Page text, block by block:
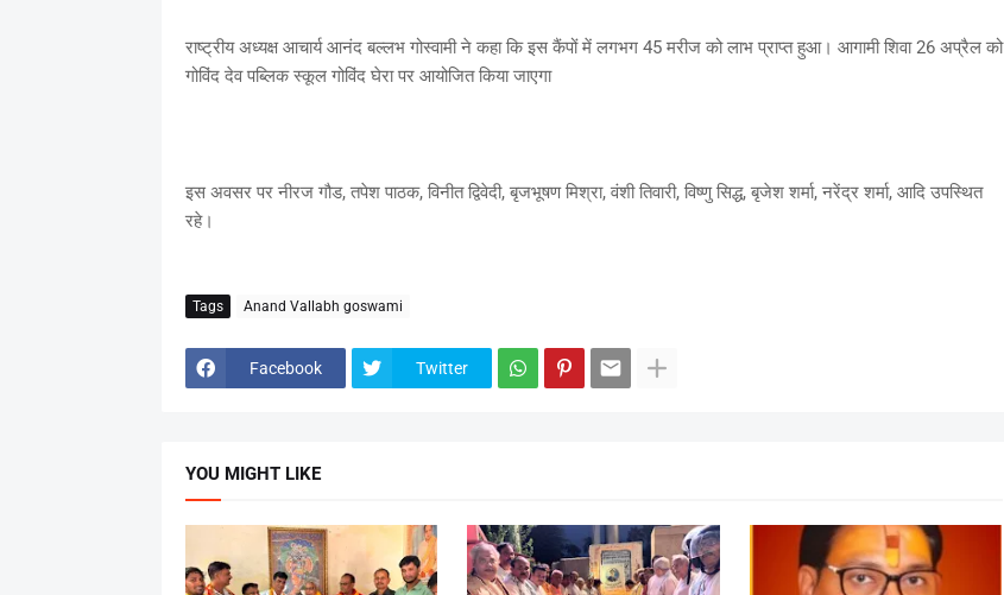
राष्ट्रीय अध्यक्ष आचार्य आनंद बल्लभ गोस्वामी ने कहा कि इस कैंपों में लगभग 45 मरीज को लाभ प्राप्त हुआ। आगामी शिवा 26 अप्रैल को
गोविंद देव पब्लिक स्कूल गोविंद घेरा पर आयोजित किया जाएगा
इस अवसर पर नीरज गौड, तपेश पाठक, विनीत द्विवेदी, बृजभूषण मिश्रा, वंशी तिवारी, विष्णु सिद्ध, बृजेश शर्मा, नरेंद्र शर्मा, आदि उपस्थित
रहे।
Tags Anand Vallabh goswami
Facebook Twitter
YOU MIGHT LIKE